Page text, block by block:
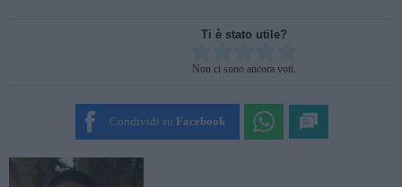
Ti è stato utile?
SUBMIT RATING
Non ci sono ancora voti.
Condividi su Facebook